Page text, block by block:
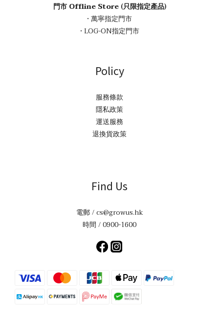
門市 Offline Store (只限指定產品)
• 萬寧指定門市
• LOG-ON指定門市
Policy
服務條款
隱私政策
運送服務
退換貨政策
Find Us
電郵 / cs@growus.hk
時間 / 0900-1600